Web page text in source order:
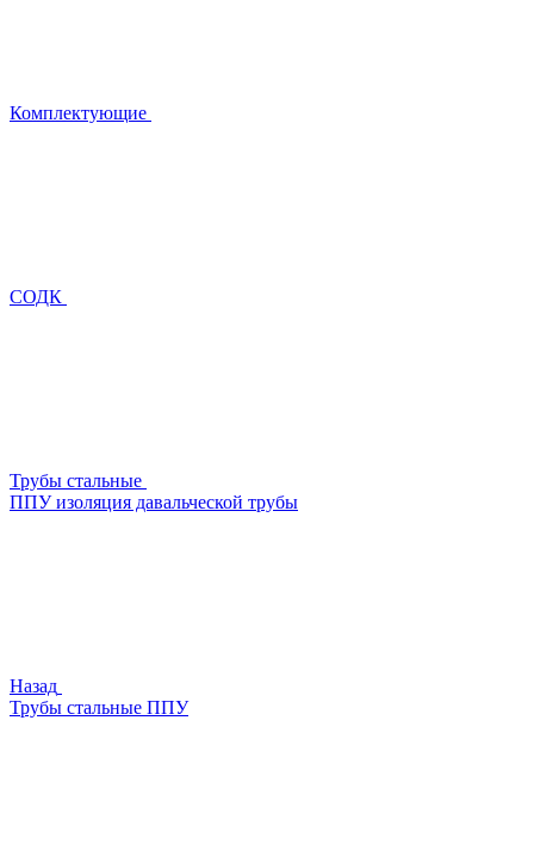
Комплектующие
СОДК
Трубы стальные
ППУ изоляция давальческой трубы
Назад
Трубы стальные ППУ